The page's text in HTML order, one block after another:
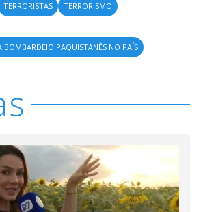
TERRORISTAS
TERRORISMO
BOMBARDEIO PAQUISTANÊS NO PAÍS